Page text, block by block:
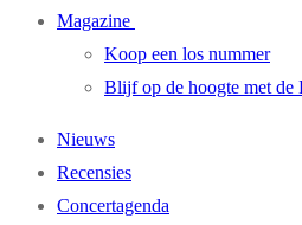
Magazine
Koop een los nummer
Blijf op de hoogte met de
Nieuws
Recensies
Concertagenda